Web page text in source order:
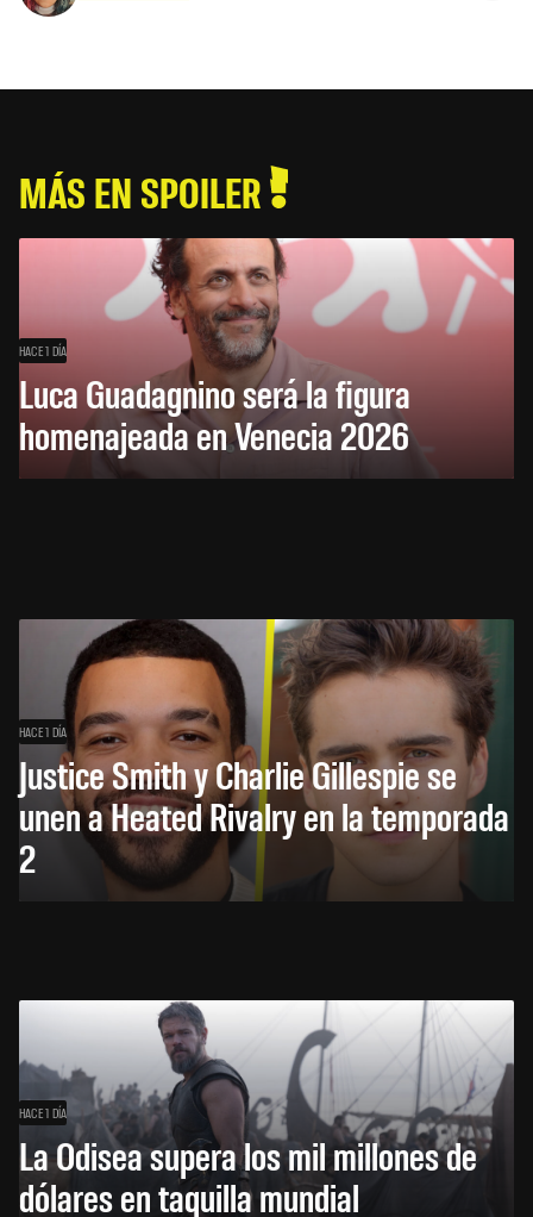
MÁS EN SPOILER
HACE 1 DÍA
Luca Guadagnino será la figura
homenajeada en Venecia 2026
HACE 1 DÍA
Justice Smith y Charlie Gillespie se
unen a Heated Rivalry en la temporada
2
HACE 1 DÍA
La Odisea supera los mil millones de
dólares en taquilla mundial